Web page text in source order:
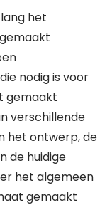
het
nodig is voor
gemaakt
verschillende
het ontwerp, de
de huidige
het algemeen
gemaakt